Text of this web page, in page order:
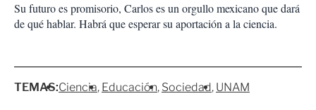
Su futuro es promisorio, Carlos es un orgullo mexicano que dará
de qué hablar. Habrá que esperar su aportación a la ciencia.
TEMAS:Ciencia Educación Sociedad UNAM